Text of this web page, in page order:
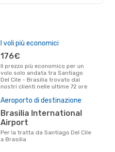
I voli più economici
176€
Il prezzo più economico per un
volo solo andata tra Santiago
Del Cile - Brasilia trovato dai
nostri clienti nelle ultime 72 ore
Aeroporto di destinazione
Brasilia International
Airport
Per la tratta da Santiago Del Cile
a Brasilia